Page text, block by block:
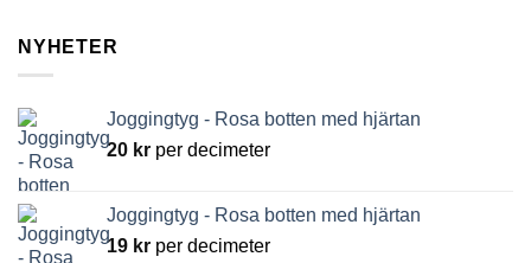
NYHETER
Joggingtyg - Rosa botten med hjärtan
20 kr per decimeter
Joggingtyg - Rosa botten med hjärtan
19 kr per decimeter